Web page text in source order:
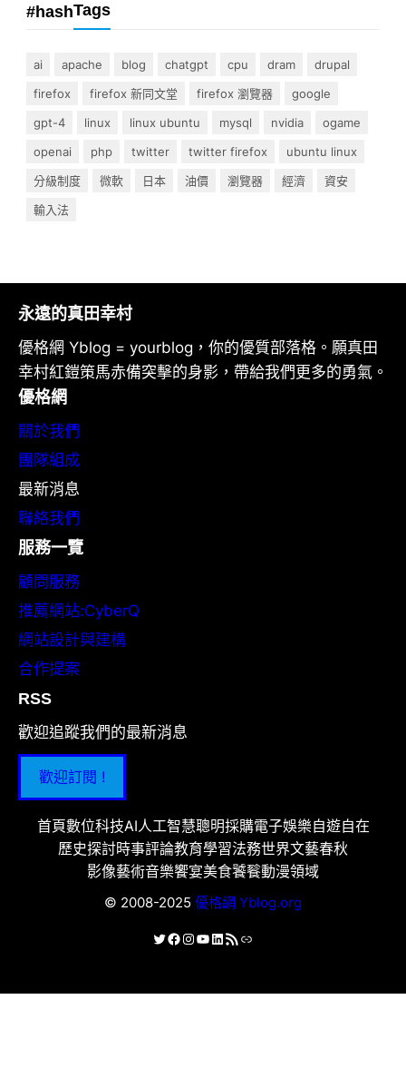
#hashTags
ai apache blog chatgpt cpu dram
drupal
firefox
firefox 新同文堂 firefox 瀏覽器
google
gpt-4
linux linux ubuntu mysql nvidia
ogame
openai
php twitter twitter firefox
ubuntu linux
分級制度
微軟 日本 油價 瀏覽器 經濟
資安
輸入法
永遠的真田幸村
優格網 Yblog = yourblog，你的優質部落格。願真田
幸村紅鎧策馬赤備突擊的身影，帶給我們更多的勇氣。
優格網
關於我們
團隊組成
最新消息
聯絡我們
服務一覽
顧問服務
推薦網站:CyberQ
網站設計與建構
合作提案
RSS
歡迎追蹤我們的最新消息
歡迎訂閱 !
首頁數位科技AI人工智慧聰明採購電子娛樂自遊自在
歷史探討時事評論教育學習法務世界文藝春秋
影像藝術音樂饗宴美食饕餮動漫領域
© 2008-2025 優格網 Yblog.org
X Facebook
Instagram
YouTube
LinkedIn
RSS 資訊提供連結